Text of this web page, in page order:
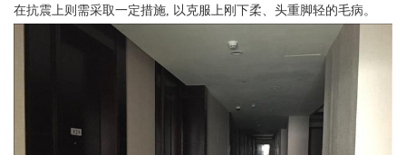
在抗震上则需采取一定措施, 以克服上刚下柔、头重脚轻的毛病。